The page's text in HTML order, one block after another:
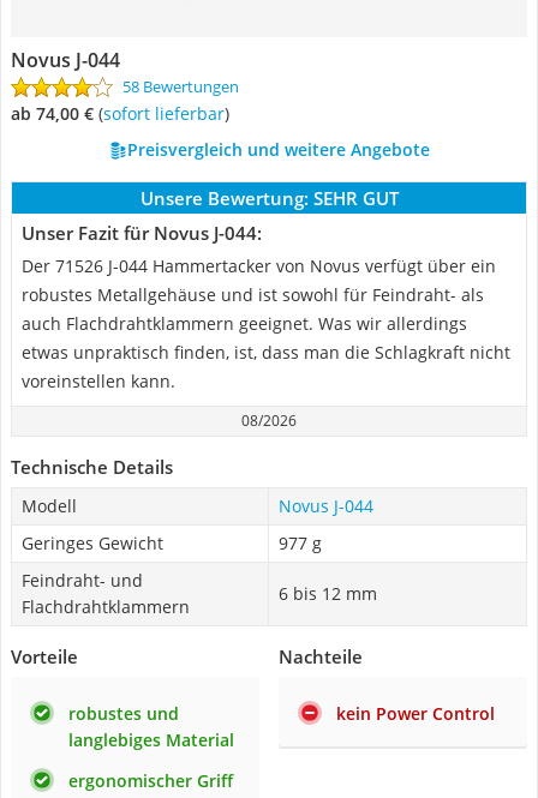
Novus J-044
58 Bewertungen
ab 74,00 € ( Sofort lieferbar)
Preisvergleich und weitere Angebote
Unsere Bewertung: SEHR GUT
Unser Fazit für Novus J-044:
Der 71526 J-044 Hammertacker von Novus verfügt über ein
robustes Metallgehäuse und ist sowohl für Feindraht- als
auch Flachdrahtklammern geeignet. Was wir allerdings
etwas unpraktisch finden, ist, dass man die Schlagkraft nicht
voreinstellen kann.
08/2026
Technische Details
Modell
Novus J-044
Geringes Gewicht
977 g
Feindraht- und
Flachdrahtklammern
6 bis 12 mm
Vorteile
robustes und
langlebiges Material
ergonomischer Griff
Nachteile
kein Power Control